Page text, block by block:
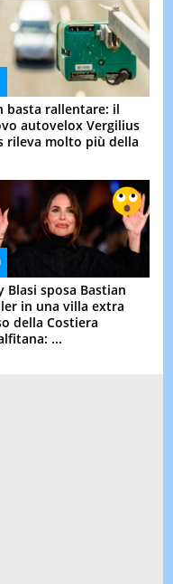
basta rallentare: il
autovelox Vergilius
rileva molto più della
Blasi sposa Bastian
in una villa extra
della Costiera
...